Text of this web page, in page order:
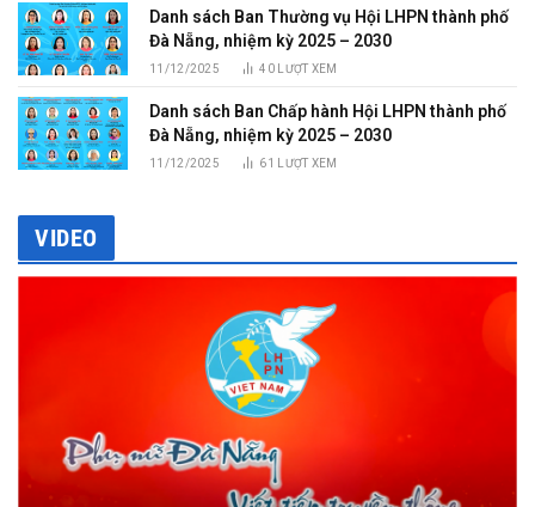
Danh sách Ban Thường vụ Hội LHPN thành phố
Đà Nẵng, nhiệm kỳ 2025 – 2030
11/12/2025 40 LƯỢT XEM
Danh sách Ban Chấp hành Hội LHPN thành phố
Đà Nẵng, nhiệm kỳ 2025 – 2030
11/12/2025 61 LƯỢT XEM
VIDEO